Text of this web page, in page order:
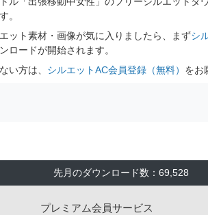
。
ット素材・画像が気に入りましたら、まずシ
ロードが開始されます。
い方は、 シルエットAC会員登録（無料） をお
先月のダウンロード数：69,528
プレミアム会員サービス